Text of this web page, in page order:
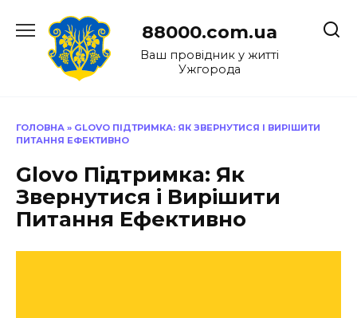
до
88000.com.ua
Ваш провідник у житті
Ужгорода
ГОЛОВНА » GLOVO ПІДТРИМКА: ЯК ЗВЕРНУТИСЯ І ВИРІШИТИ
ПИТАННЯ ЕФЕКТИВНО
Glovo Підтримка: Як
Звернутися і Вирішити
Питання Ефективно